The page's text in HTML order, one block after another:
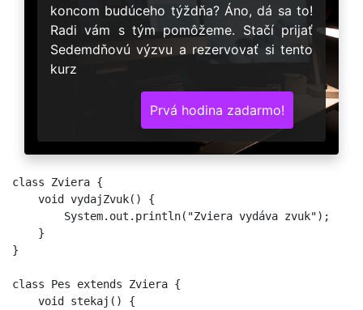
koncom budúceho týždňa? Áno, dá sa to!
Radi vám s tým pomôžeme. Stačí prijať
Sedemdňovú výzvu a rezervovať si tento
kurz
Prvá hodina zadarmo!
class Zviera {
    void vydajZvuk() {
        System.out.println("Zviera vydáva zvuk");
    }
}
class Pes extends Zviera {
    void stekaj() {